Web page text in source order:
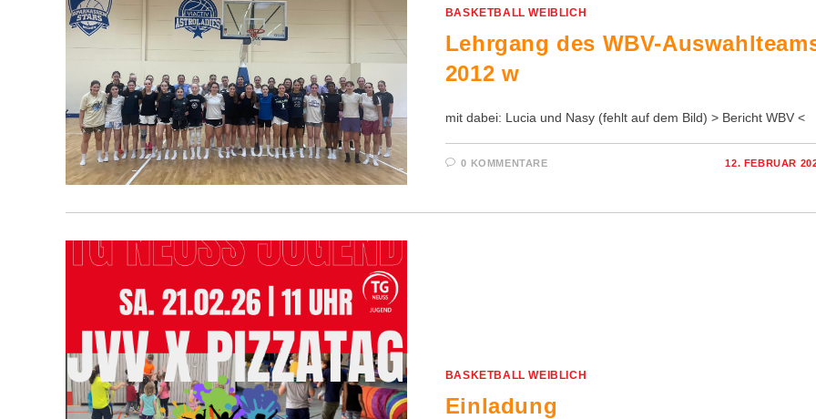
BASKETBALL WEIBLICH
Lehrgang des WBV-
2012 w
mit dabei: Lucia und Nasy (fehlt auf dem Bild) > Bericht WBV <
0 KOMMENTARE 12. FEBRUAR
BASKETBALL WEIBLICH
Einladung